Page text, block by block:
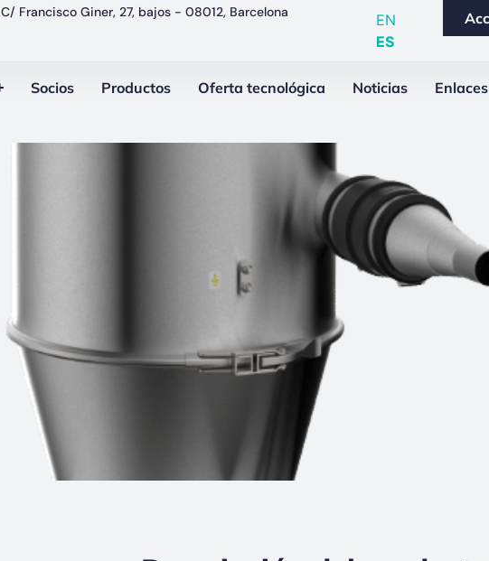
C/ Francisco Giner, 27, bajos - 08012, Barcelona
EN
ES
Socios Productos Oferta tecnológica Noticias Enlaces